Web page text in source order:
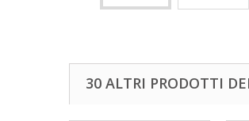
30 ALTRI PRODOTTI